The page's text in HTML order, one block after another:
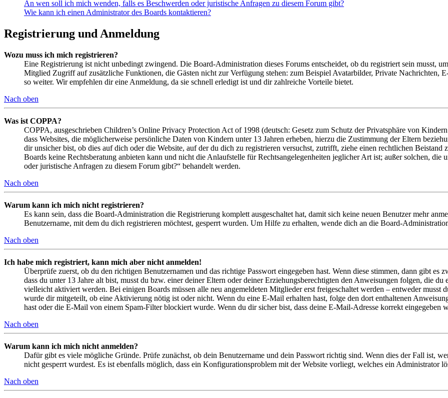
An wen soll ich mich wenden, falls es Beschwerden oder juristische Anfragen zu diesem Forum gibt?
Wie kann ich einen Administrator des Boards kontaktieren?
Registrierung und Anmeldung
Wozu muss ich mich registrieren?
Eine Registrierung ist nicht unbedingt zwingend. Die Board-Administration dieses Forums entscheidet, ob du registriert sein musst,
Mitglied Zugriff auf zusätzliche Funktionen, die Gästen nicht zur Verfügung stehen: zum Beispiel Avatarbilder, Private Nachrichten,
so weiter. Wir empfehlen dir eine Anmeldung, da sie schnell erledigt ist und dir zahlreiche Vorteile bietet.
Nach oben
Was ist COPPA?
COPPA, ausgeschrieben Children’s Online Privacy Protection Act of 1998 (deutsch: Gesetz zum Schutz der Privatsphäre von
dass Websites, die möglicherweise persönliche Daten von Kindern unter 13 Jahren erheben, hierzu die Zustimmung der Eltern
dir unsicher bist, ob dies auf dich oder die Website, auf der du dich zu registrieren versuchst, zutrifft, ziehe einen rechtlichen
Boards keine Rechtsberatung anbieten kann und nicht die Anlaufstelle für Rechtsangelegenheiten jeglicher Art ist; außer solchen,
oder juristische Anfragen zu diesem Forum gibt?“ behandelt werden.
Nach oben
Warum kann ich mich nicht registrieren?
Es kann sein, dass die Board-Administration die Registrierung komplett ausgeschaltet hat, damit sich keine neuen Benutzer mehr
Benutzername, mit dem du dich registrieren möchtest, gesperrt wurden. Um Hilfe zu erhalten, wende dich an die Board-
Nach oben
Ich habe mich registriert, kann mich aber nicht anmelden!
Überprüfe zuerst, ob du den richtigen Benutzernamen und das richtige Passwort eingegeben hast. Wenn diese stimmen, dann gibt es
dass du unter 13 Jahre alt bist, musst du bzw. einer deiner Eltern oder deiner Erziehungsberechtigten den Anweisungen folgen, die
vielleicht aktiviert werden. Bei einigen Boards müssen alle neu angemeldeten Mitglieder erst freigeschaltet werden – entweder musst
wurde dir mitgeteilt, ob eine Aktivierung nötig ist oder nicht. Wenn du eine E-Mail erhalten hast, folge den dort enthaltenen
hast oder die E-Mail von einem Spam-Filter blockiert wurde. Wenn du dir sicher bist, dass deine E-Mail-Adresse korrekt eingegeben
Nach oben
Warum kann ich mich nicht anmelden?
Dafür gibt es viele mögliche Gründe. Prüfe zunächst, ob dein Benutzername und dein Passwort richtig sind. Wenn dies der Fall ist,
nicht gesperrt wurdest. Es ist ebenfalls möglich, dass ein Konfigurationsproblem mit der Website vorliegt, welches ein Administrator
Nach oben